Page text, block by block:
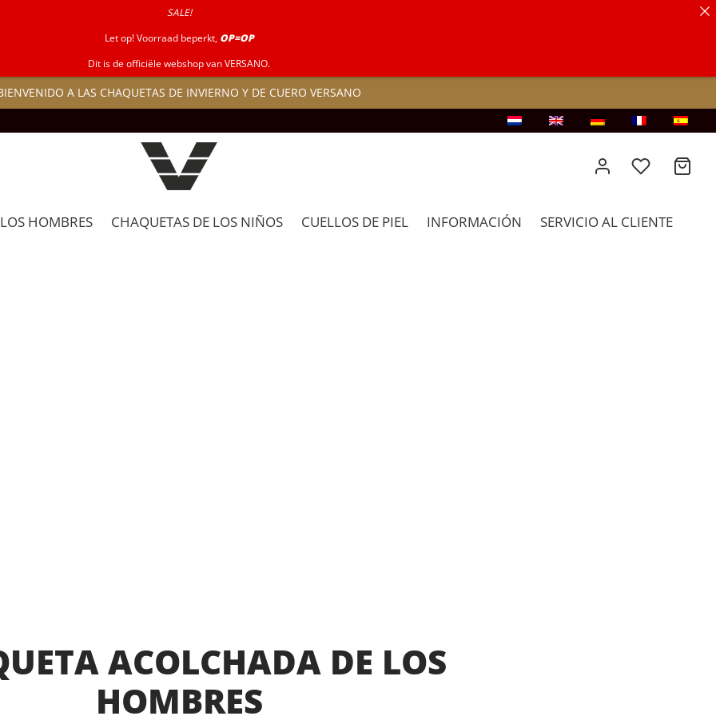
A LAS CHAQUETAS DE INVIERNO Y DE CUERO VERSANO
HOMBRES CHAQUETAS DE LOS NIÑOS CUELLOS DE PIEL INFORMACIÓN SERVICIO AL CLIENTE
ACOLCHADA DE LOS
HOMBRES
SALE!
Let op! Voorraad beperkt, OP=OP
Dit is de officiële webshop van VERSANO.